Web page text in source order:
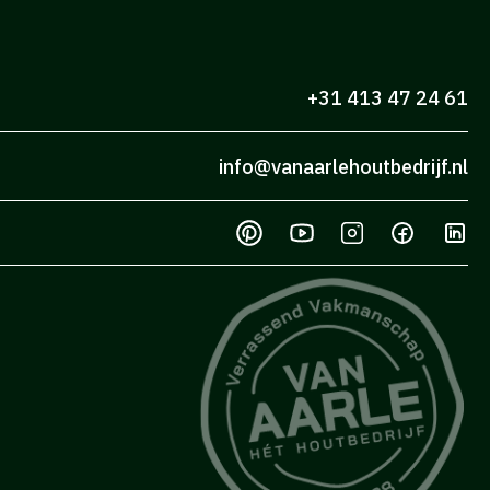
+31 413 47 24 61
info@vanaarlehoutbedrijf.nl